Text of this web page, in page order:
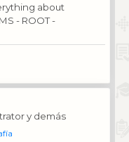
about
- ROOT -
y demás